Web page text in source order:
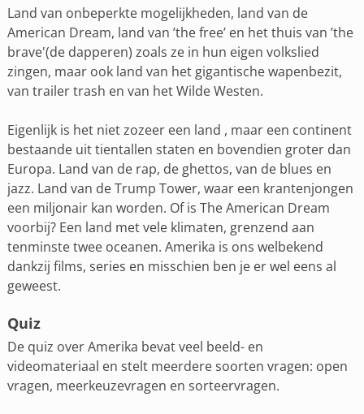
Land van onbeperkte mogelijkheden, land van de
American Dream, land van ’the free’ en het thuis van ’the
brave'(de dapperen) zoals ze in hun eigen volkslied
zingen, maar ook land van het gigantische wapenbezit,
van trailer trash en van het Wilde Westen.
Eigenlijk is het niet zozeer een land , maar een continent
bestaande uit tientallen staten en bovendien groter dan
Europa. Land van de rap, de ghettos, van de blues en
jazz. Land van de Trump Tower, waar een krantenjongen
een miljonair kan worden. Of is The American Dream
voorbij? Een land met vele klimaten, grenzend aan
tenminste twee oceanen. Amerika is ons welbekend
dankzij films, series en misschien ben je er wel eens al
geweest.
Quiz
De quiz over Amerika bevat veel beeld- en
videomateriaal en stelt meerdere soorten vragen: open
vragen, meerkeuzevragen en sorteervragen.